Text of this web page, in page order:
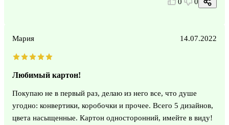
Мария 14.07.2022
Любимый картон!
Покупаю не в первый раз, делаю из него все, что душе
угодно: конвертики, коробочки и прочее. Всего 5 дизайнов,
цвета насыщенные. Картон односторонний, имейте в виду!